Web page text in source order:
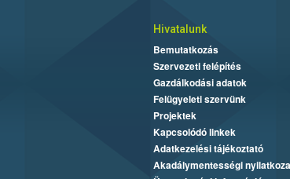
Hivatalunk
Bemutatkozás
Szervezeti felépítés
Gazdálkodási adatok
Felügyeleti szervünk
Projektek
Kapcsolódó linkek
Adatkezelési tájékoztató
Akadálymentességi